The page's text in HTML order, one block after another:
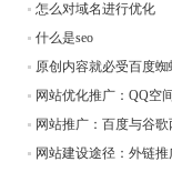
怎么对域名进行优化
什么是seo
原创内容就必受百度
网站优化推广：QQ空
网站推广：百度与谷
网站建设途径：外链